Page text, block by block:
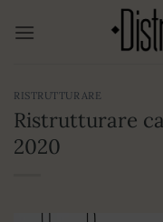
RISTRUTTURARE
Ristrutturare
2020